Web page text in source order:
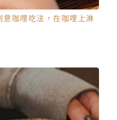
咖哩吃法，在咖哩上淋